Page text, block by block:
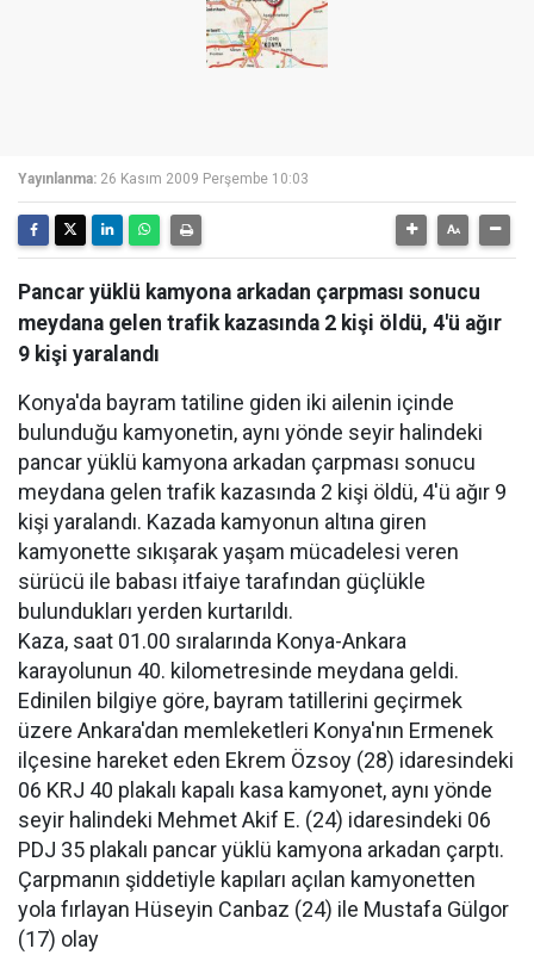
Yayınlanma: 26 Kasım 2009 Perşembe 10:03
Pancar yüklü kamyona arkadan çarpması sonucu
meydana gelen trafik kazasında 2 kişi öldü, 4'ü ağır
9 kişi yaralandı
Konya'da bayram tatiline giden iki ailenin içinde
bulunduğu kamyonetin, aynı yönde seyir halindeki
pancar yüklü kamyona arkadan çarpması sonucu
meydana gelen trafik kazasında 2 kişi öldü, 4'ü ağır 9
kişi yaralandı. Kazada kamyonun altına giren
kamyonette sıkışarak yaşam mücadelesi veren
sürücü ile babası itfaiye tarafından güçlükle
bulundukları yerden kurtarıldı.
Kaza, saat 01.00 sıralarında Konya-Ankara
karayolunun 40. kilometresinde meydana geldi.
Edinilen bilgiye göre, bayram tatillerini geçirmek
üzere Ankara'dan memleketleri Konya'nın Ermenek
ilçesine hareket eden Ekrem Özsoy (28) idaresindeki
06 KRJ 40 plakalı kapalı kasa kamyonet, aynı yönde
seyir halindeki Mehmet Akif E. (24) idaresindeki 06
PDJ 35 plakalı pancar yüklü kamyona arkadan çarptı.
Çarpmanın şiddetiyle kapıları açılan kamyonetten
yola fırlayan Hüseyin Canbaz (24) ile Mustafa Gülgor
(17) olay